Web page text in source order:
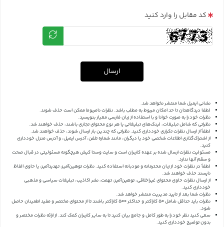
کد مقابل را وارد کنید
ارسال
نشانی ایمیل شما منتشر نخواهد شد.
لطفا دیدگاهتان تا حد امکان مربوط به مطلب باشد. نظرات نامربوط ممکن است حذف شوند.
نظرات خود را به صورت خوانا و با استفاده از زبان فارسی معیار بنویسید.
نظراتی که شامل تبلیغات، لینک‌های تبلیغاتی یا هر نوع محتوای تجاری باشند، حذف خواهند شد.
لطفاً از ارسال نظرات تکراری خودداری کنید. نظراتی که چندین بار ارسال شوند، حذف خواهند شد.
از اشتراک‌گذاری اطلاعات شخصی خود یا دیگران، مانند شماره تلفن، آدرس ایمیل، و آدرس منزل خودداری
کنید.
مسئولیت نظرات ارسال شده بر عهده کاربران است و سایت وستا کیش هیچگونه مسئولیتی در قبال صحت
و سقم آنها ندارد.
لطفاً در نظرات خود از زبان محترمانه و مودبانه استفاده کنید. نظرات توهین‌آمیز، تهدیدآمیز، یا حاوی الفاظ
ناپسند حذف خواهند شد.
از ارسال نظرات حاوی محتوای غیراخلاقی، توهین‌آمیز، تهمت، نشر اکاذیب، تبلیغات سیاسی و مذهبی
خودداری کنید.
نظرات شما بعد از تایید مدیریت منتشر خواهد شد.
نظرات باید حداقل شامل 50 کاراکتر و حداکثر 500 کاراکتر باشند تا از محتوای مختصر و مفید اطمینان حاصل
شود.
سعی کنید نظر خود را به طور کامل و جامع بیان کنید تا به سایر کاربران کمک کند.از ارائه نظرات مختصر و
بدون توضیح خودداری کنید.